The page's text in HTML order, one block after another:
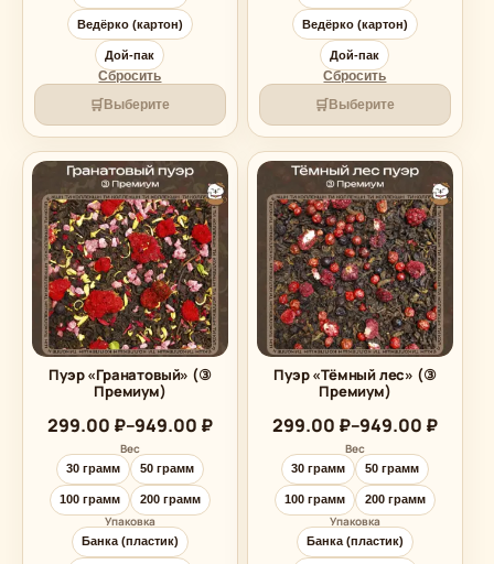
Ведёрко (картон)
Дой-пак
Сбросить
🛒Выберите
Ведёрко (картон)
Дой-пак
Сбросить
🛒Выберите
Пуэр «Гранатовый» (③
Премиум)
299.00 ₽–949.00 ₽
Диапазон
цен:
299.00 ₽
–
949.00 ₽
Вес
30 грамм 50 грамм
100 грамм 200 грамм
Упаковка
Банка (пластик)
Пуэр «Тёмный лес» (③
Премиум)
299.00 ₽–949.00 ₽
Диапазон
цен:
299.00 ₽
–
949.00 ₽
Вес
30 грамм 50 грамм
100 грамм 200 грамм
Упаковка
Банка (пластик)